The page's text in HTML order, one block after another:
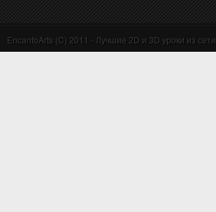
EncantoArts (C) 2011 - Лучшие 2D и 3D уроки из сети.